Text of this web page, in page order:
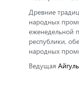
Древние
народных
еженедельной
республики,
народных
Ведущая